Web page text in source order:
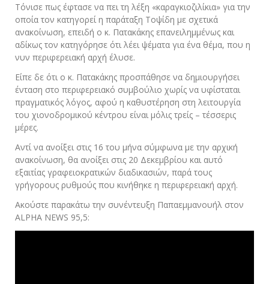
Τόνισε πως έφτασε να πει τη λέξη «καραγκιοζιλίκια» για την
οποία τον κατηγορεί η παράταξη Τοψίδη με σχετικά
ανακοίνωση, επειδή ο κ. Πατακάκης επανειλημμένως και
αδίκως τον κατηγόρησε ότι λέει ψέματα για ένα θέμα, που η
νυν περιφερειακή αρχή έλυσε.
Είπε δε ότι ο κ. Πατακάκης προσπάθησε να δημιουργήσει
ένταση στο περιφερειακό συμβούλιο χωρίς να υφίσταται
πραγματικός λόγος, αφού η καθυστέρηση στη λειτουργία
του χιονοδρομικού κέντρου είναι μόλις τρείς – τέσσερις
μέρες.
Αντί να ανοίξει στις 16 του μήνα σύμφωνα με την αρχική
ανακοίνωση, θα ανοίξει στις 20 Δεκεμβρίου και αυτό
εξαιτίας γραφειοκρατικών διαδικασιών, παρά τους
γρήγορους ρυθμούς που κινήθηκε η περιφερειακή αρχή.
Ακούστε παρακάτω την συνέντευξη Παπαεμμανουήλ στον
ALPHA NEWS 95,5: